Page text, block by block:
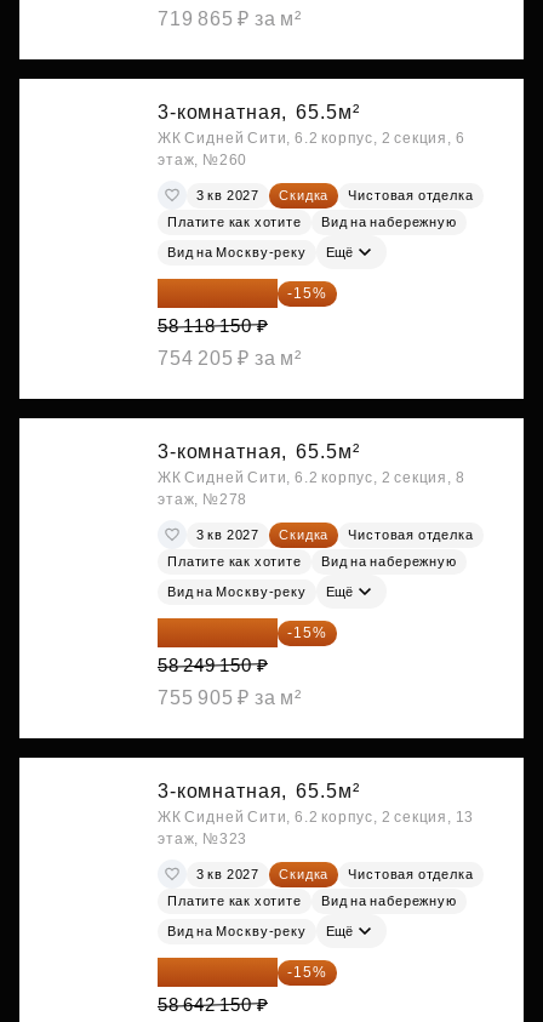
719 865 ₽ за м²
3-комнатная, 65.5м²
ЖК Сидней Сити, 6.2 корпус, 2 секция, 6
этаж, №260
3 кв 2027 Скидка
Чистовая отделка
Платите как хотите
Вид на набережную
Вид на Москву-реку Ещё
49 400 428 ₽ -15%
58 118 150 ₽
754 205 ₽ за м²
3-комнатная, 65.5м²
ЖК Сидней Сити, 6.2 корпус, 2 секция, 8
этаж, №278
3 кв 2027 Скидка
Чистовая отделка
Платите как хотите
Вид на набережную
Вид на Москву-реку Ещё
49 511 778 ₽ -15%
58 249 150 ₽
755 905 ₽ за м²
3-комнатная, 65.5м²
ЖК Сидней Сити, 6.2 корпус, 2 секция, 13
этаж, №323
3 кв 2027 Скидка
Чистовая отделка
Платите как хотите
Вид на набережную
Вид на Москву-реку Ещё
49 845 828 ₽ -15%
58 642 150 ₽